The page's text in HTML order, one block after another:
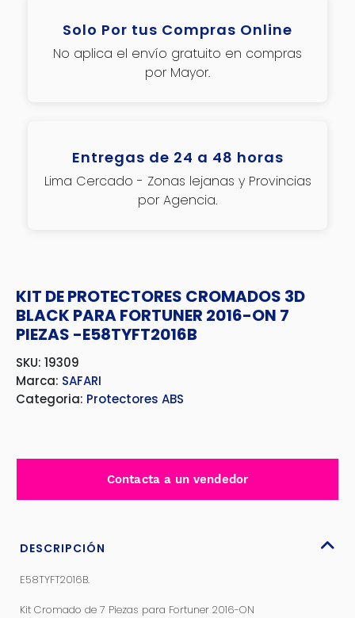
Solo Por tus Compras Online
No aplica el envío gratuito en compras
por Mayor.
Entregas de 24 a 48 horas
Lima Cercado - Zonas lejanas y Provincias
por Agencia.
KIT DE PROTECTORES CROMADOS 3D
BLACK PARA FORTUNER 2016-ON 7
PIEZAS -E58TYFT2016B
SKU: 19309
Marca: SAFARI
Categoria: Protectores ABS
Contacta a un vendedor
DESCRIPCIÓN
E58TYFT2016B.
Kit Cromado de 7 Piezas para Fortuner 2016-ON